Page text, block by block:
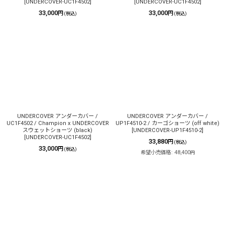
UNDERCOVER-UC1F4502]
33,000円 (税込)
UNDERCOVER-UC1F4502]
33,000円 (税込)
UNDERCOVER アンダーカバー /
UC1F4502 / Champion x UNDERCOVER
スウェットショーツ (black)
UNDERCOVER-UC1F4502]
33,000円 (税込)
UNDERCOVER アンダーカバー /
UP1F4510-2 / カーゴショーツ (off white)
UNDERCOVER-UP1F4510-2]
33,880円 (税込)
希望小売価格: 48,400円